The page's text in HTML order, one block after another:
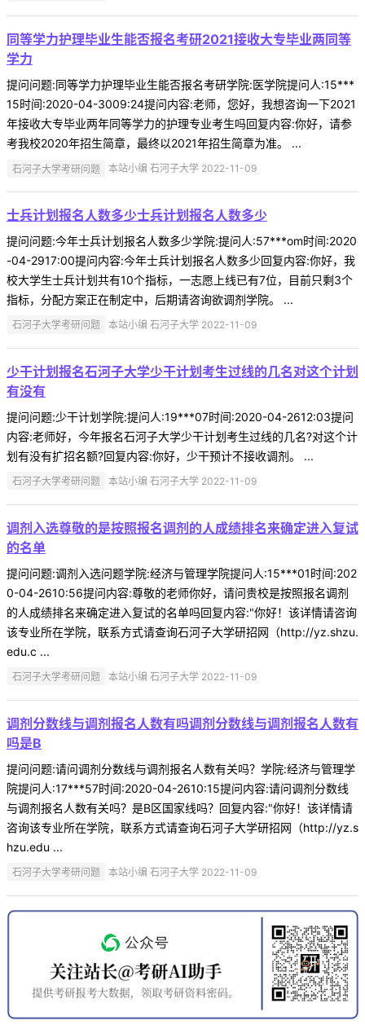
同等学力护理毕业生能否报名考研2021接收大专毕业两同等
学力
提问问题:同等学力护理毕业生能否报名考研学院:医学院提问人:15***
15时间:2020-04-3009:24提问内容:老师，您好，我想咨询一下2021
年接收大专毕业两年同等学力的护理专业考生吗回复内容:你好，请参
考我校2020年招生简章，最终以2021年招生简章为准。 ...
石河子大学考研问题 本站小编 石河子大学 2022-11-09
士兵计划报名人数多少士兵计划报名人数多少
提问问题:今年士兵计划报名人数多少学院:提问人:57***om时间:2020
-04-2917:00提问内容:今年士兵计划报名人数多少回复内容:你好，我
校大学生士兵计划共有10个指标，一志愿上线已有7位，目前只剩3个
指标，分配方案正在制定中，后期请咨询欲调剂学院。 ...
石河子大学考研问题 本站小编 石河子大学 2022-11-09
少干计划报名石河子大学少干计划考生过线的几名对这个计划
有没有
提问问题:少干计划学院:提问人:19***07时间:2020-04-2612:03提问
内容:老师好，今年报名石河子大学少干计划考生过线的几名?对这个计
划有没有扩招名额?回复内容:你好，少干预计不接收调剂。 ...
石河子大学考研问题 本站小编 石河子大学 2022-11-09
调剂入选尊敬的是按照报名调剂的人成绩排名来确定进入复试
的名单
提问问题:调剂入选问题学院:经济与管理学院提问人:15***01时间:202
0-04-2610:56提问内容:尊敬的老师你好，请问贵校是按照报名调剂
的人成绩排名来确定进入复试的名单吗回复内容:"你好！该详情请咨询
该专业所在学院，联系方式请查询石河子大学研招网（http://yz.shzu.
edu.c ...
石河子大学考研问题 本站小编 石河子大学 2022-11-09
调剂分数线与调剂报名人数有吗调剂分数线与调剂报名人数有
吗是B
提问问题:请问调剂分数线与调剂报名人数有关吗？学院:经济与管理学
院提问人:17***57时间:2020-04-2610:15提问内容:请问调剂分数线
与调剂报名人数有关吗？是B区国家线吗？回复内容:"你好！该详情请
咨询该专业所在学院，联系方式请查询石河子大学研招网（http://yz.s
hzu.edu ...
石河子大学考研问题 本站小编 石河子大学 2022-11-09